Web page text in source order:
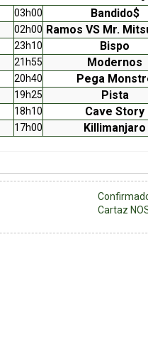
03h00 Bandido$
02h00 Ramos VS Mr.
23h10 Bispo
21h55 Modernos
20h40 Pega
19h25 Pista
18h10 Cave Story
17h00 Killimanjaro
Cartaz